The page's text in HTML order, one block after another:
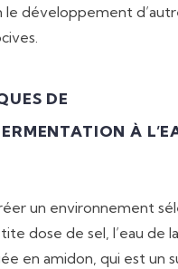
le développement
DE
À
un environnement
dose de sel, l’eau de
en amidon, qui est un